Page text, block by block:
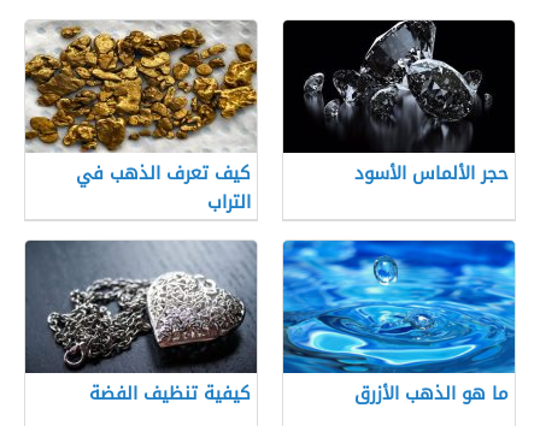
حجر الألماس الأسود
كيف تعرف الذهب في
التراب
ما هو الذهب الأزرق كيفية تنظيف الفضة